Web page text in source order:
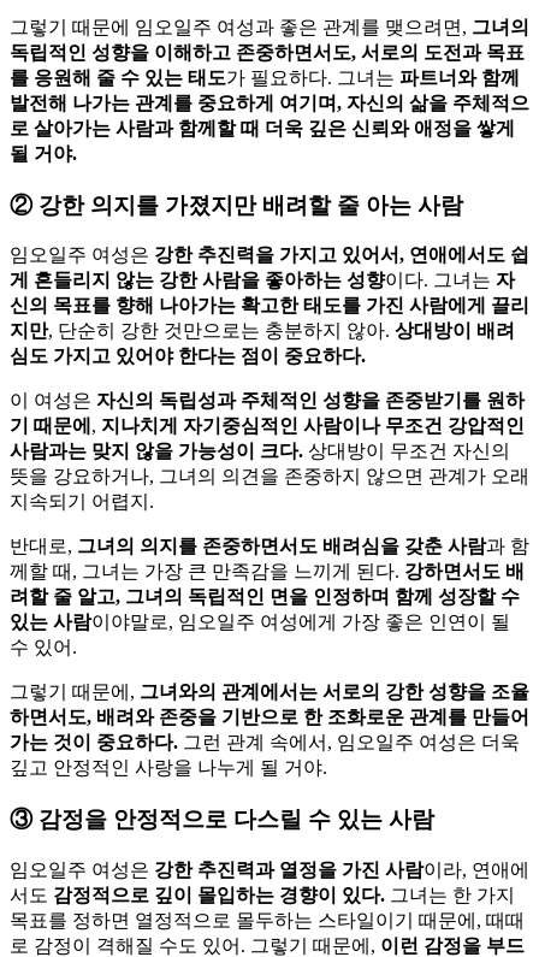
그렇기 때문에 임오일주 여성과 좋은 관계를 맺으려면, 그녀의
독립적인 성향을 이해하고 존중하면서도, 서로의 도전과 목표
를 응원해 줄 수 있는 태도가 필요하다. 그녀는 파트너와 함께
발전해 나가는 관계를 중요하게 여기며, 자신의 삶을 주체적으
로 살아가는 사람과 함께할 때 더욱 깊은 신뢰와 애정을 쌓게
될 거야.
② 강한 의지를 가졌지만 배려할 줄 아는 사람
임오일주 여성은 강한 추진력을 가지고 있어서, 연애에서도 쉽
게 흔들리지 않는 강한 사람을 좋아하는 성향이다. 그녀는 자
신의 목표를 향해 나아가는 확고한 태도를 가진 사람에게 끌리
지만, 단순히 강한 것만으로는 충분하지 않아. 상대방이 배려
심도 가지고 있어야 한다는 점이 중요하다.
이 여성은 자신의 독립성과 주체적인 성향을 존중받기를 원하
기 때문에 , 지나치게 자기중심적인 사람이나 무조건 강압적인
사람과는 맞지 않을 가능성이 크다. 상대방이 무조건 자신의
뜻을 강요하거나, 그녀의 의견을 존중하지 않으면 관계가 오래
지속되기 어렵지.
반대로, 그녀의 의지를 존중하면서도 배려심을 갖춘 사람과 함
께할 때, 그녀는 가장 큰 만족감을 느끼게 된다. 강하면서도 배
려할 줄 알고, 그녀의 독립적인 면을 인정하며 함께 성장할 수
있는 사람이야말로, 임오일주 여성에게 가장 좋은 인연이 될
수 있어.
그렇기 때문에, 그녀와의 관계에서는 서로의 강한 성향을 조율
하면서도, 배려와 존중을 기반으로 한 조화로운 관계를 만들어
가는 것이 중요하다. 그런 관계 속에서, 임오일주 여성은 더욱
깊고 안정적인 사랑을 나누게 될 거야.
③ 감정을 안정적으로 다스릴 수 있는 사람
임오일주 여성은 강한 추진력과 열정을 가진 사람이라, 연애에
서도 감정적으로 깊이 몰입하는 경향이 있다. 그녀는 한 가지
목표를 정하면 열정적으로 몰두하는 스타일이기 때문에, 때때
로 감정이 격해질 수도 있어. 그렇기 때문에, 이런 감정을 부드